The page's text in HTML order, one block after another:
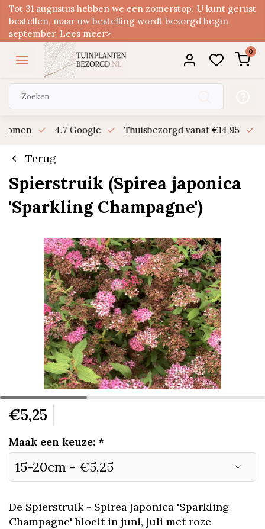
Tot 31 augustus hebben we een zomerstop. U kunt gerust
bestellen, maar uw bestelling wordt bezorgd begin
september. Lees meer>
0
4.7 Google Thuisbezorgd vanaf €14,95
Terug
Spierstruik (Spirea japonica
'Sparkling Champagne')
€5,25
Maak een keuze: *
De Spierstruik - Spirea japonica 'Sparkling
Champagne' bloeit in juni, juli met roze